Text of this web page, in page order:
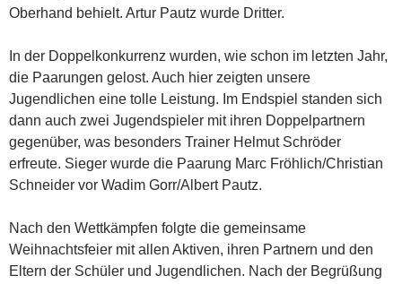
Oberhand behielt. Artur Pautz wurde Dritter.
In der Doppelkonkurrenz wurden, wie schon im letzten Jahr,
die Paarungen gelost. Auch hier zeigten unsere
Jugendlichen eine tolle Leistung. Im Endspiel standen sich
dann auch zwei Jugendspieler mit ihren Doppelpartnern
gegenüber, was besonders Trainer Helmut Schröder
erfreute. Sieger wurde die Paarung Marc Fröhlich/Christian
Schneider vor Wadim Gorr/Albert Pautz.
Nach den Wettkämpfen folgte die gemeinsame
Weihnachtsfeier mit allen Aktiven, ihren Partnern und den
Eltern der Schüler und Jugendlichen. Nach der Begrüßung